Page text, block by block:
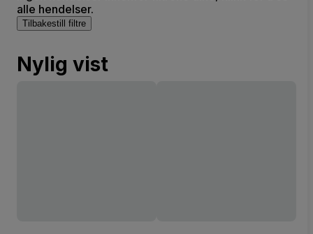
alle hendelser.
Tilbakestill filtre
Nylig vist